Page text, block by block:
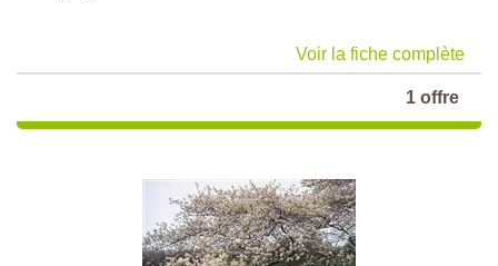
Voir la fiche complète
1 offre